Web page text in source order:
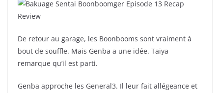
De retour au garage, les Boonbooms sont vraiment à
bout de souffle. Mais Genba a une idée. Taiya
remarque qu’il est parti.
Genba approche les General3. Il leur fait allégeance et